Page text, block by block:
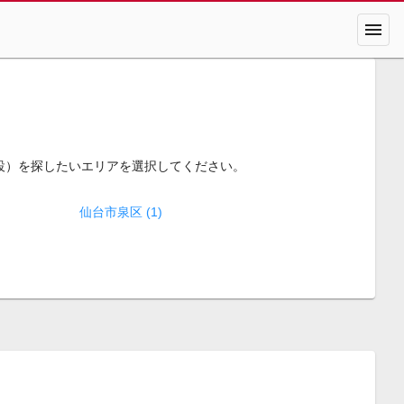
menu
を探したいエリアを選択してください。
仙台市泉区 (1)